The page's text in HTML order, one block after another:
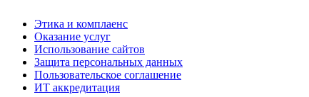
Этика и комплаенс
Оказание услуг
Использование сайтов
Защита персональных данных
Пользовательское соглашение
ИТ аккредитация